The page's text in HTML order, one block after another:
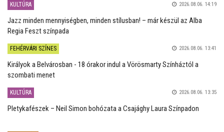
KULTÚRA 2026.08.06. 14:19
Jazz minden mennyiségben, minden stílusban! – már készül az Alba
Regia Feszt színpada
FEHÉRVÁRI SZÍNES 2026.08.06. 13:41
Királyok a Belvárosban - 18 órakor indul a Vörösmarty Színháztól a
szombati menet
KULTÚRA 2026.08.06. 13:35
Pletykafészek – Neil Simon bohózata a Csajághy Laura Színpadon